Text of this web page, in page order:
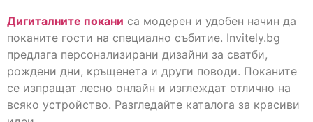
Дигиталните покани са модерен и удобен начин да
поканите гости на специално събитие. Invitely.bg
предлага персонализирани дизайни за сватби,
рождени дни, кръщенета и други поводи. Поканите
се изпращат лесно онлайн и изглеждат отлично на
всяко устройство. Разгледайте каталога за красиви